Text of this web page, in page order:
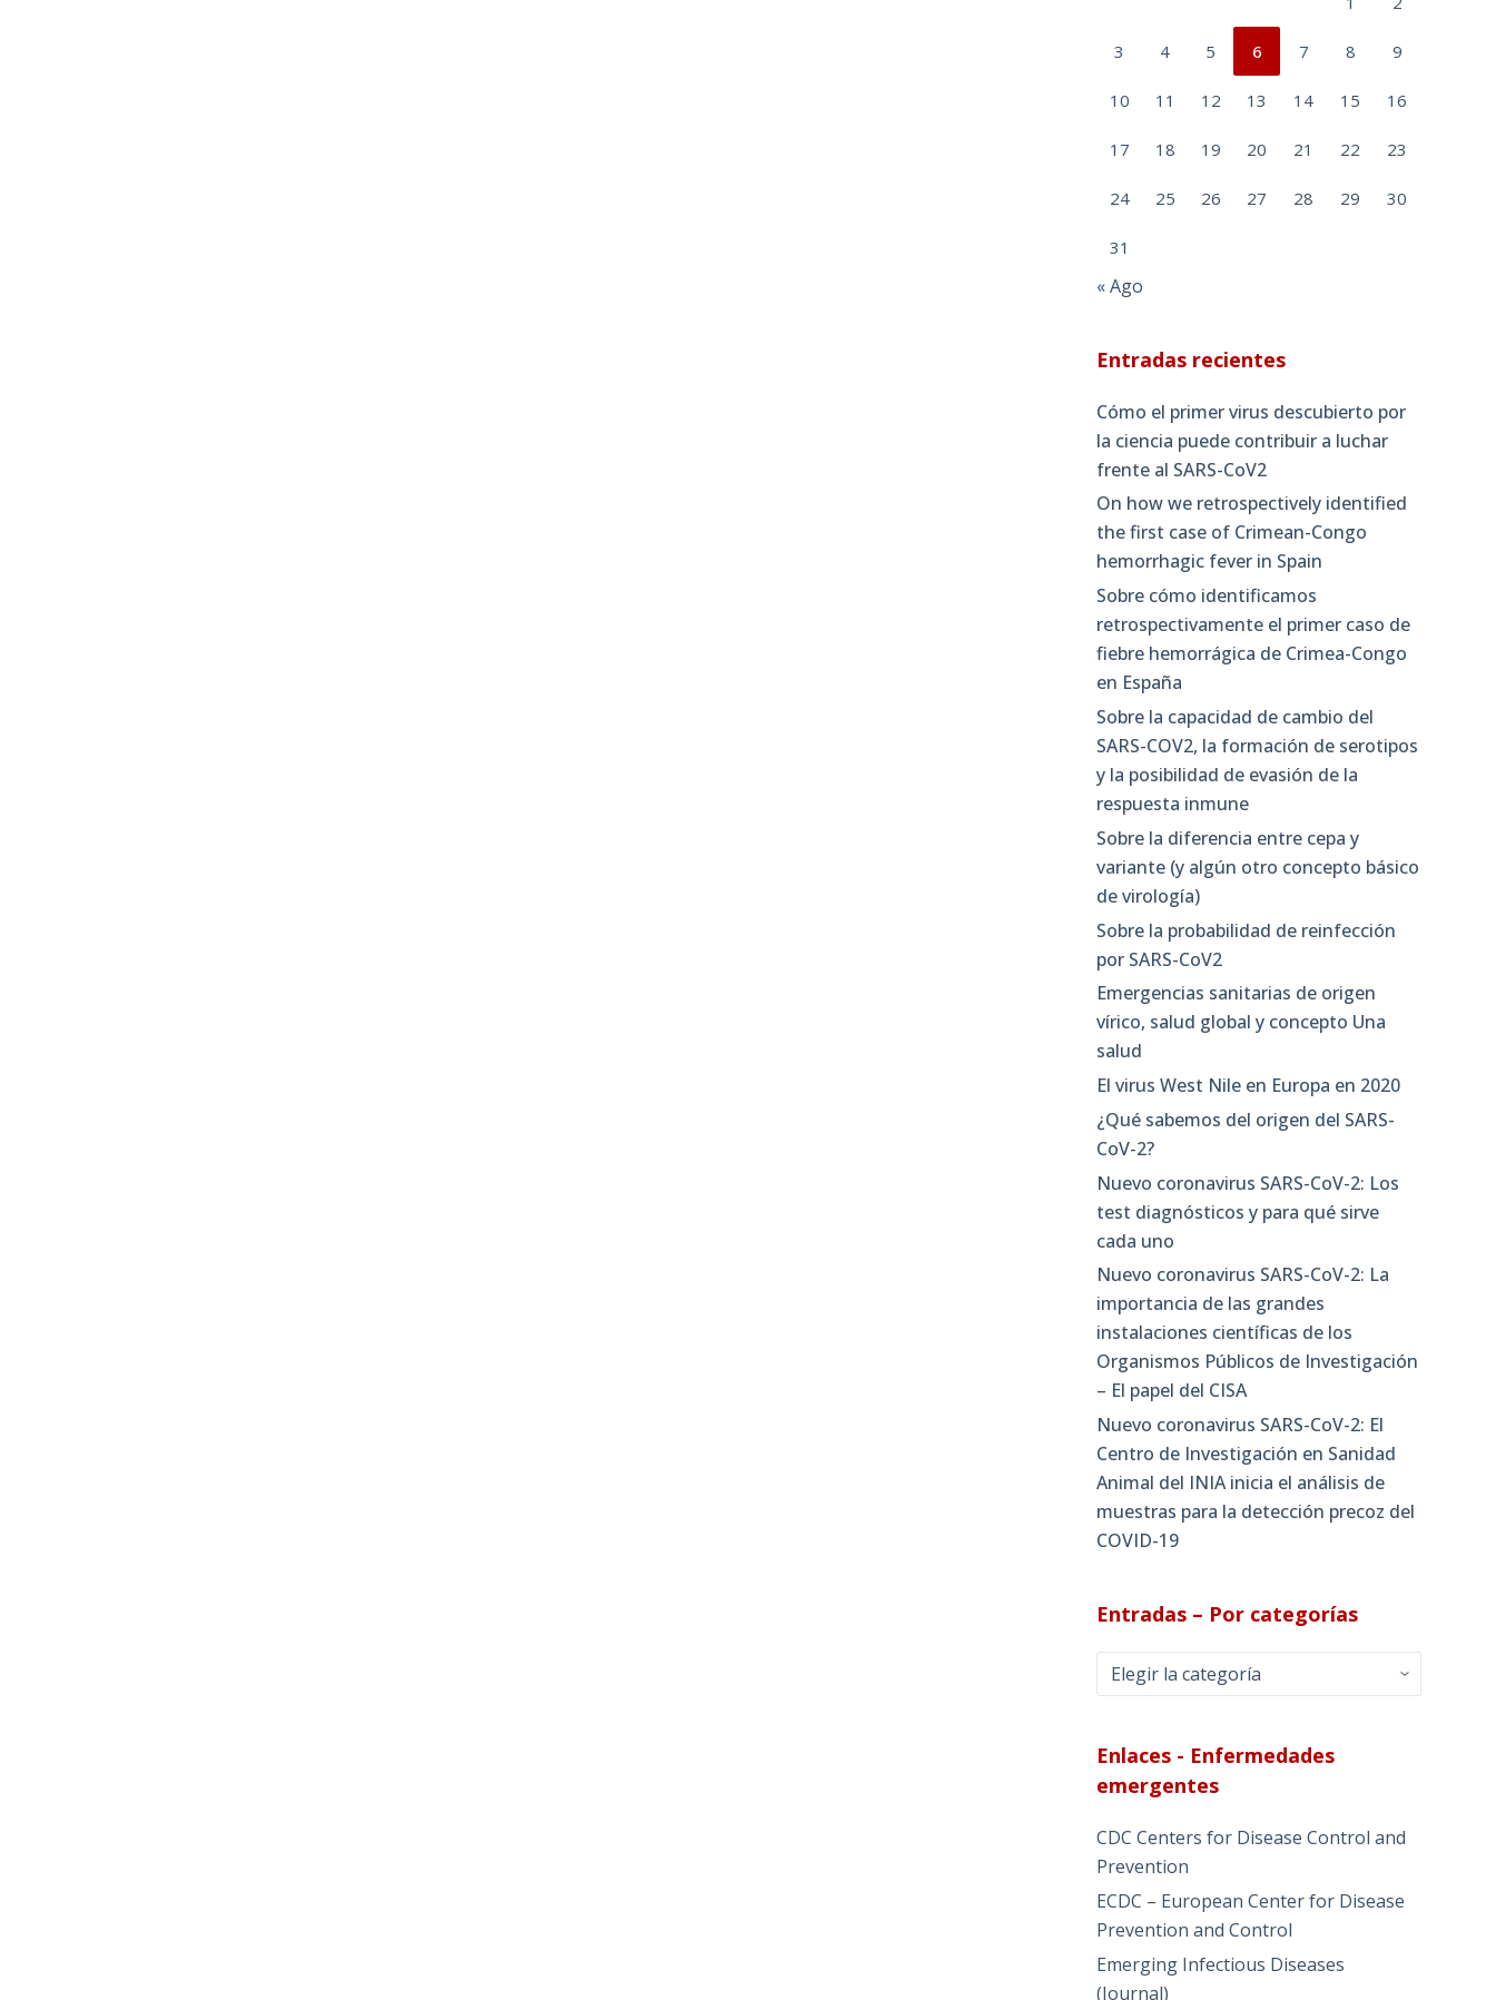
3 4 5 6 7 8 9
10 11 12 13 14 15 16
17 18 19 20 21 22 23
24 25 26 27 28 29 30
31
« Ago
Entradas recientes
Cómo el primer virus descubierto por
la ciencia puede contribuir a luchar
frente al SARS-CoV2
On how we retrospectively identified
the first case of Crimean-Congo
hemorrhagic fever in Spain
Sobre cómo identificamos
retrospectivamente el primer caso de
fiebre hemorrágica de Crimea-Congo
en España
Sobre la capacidad de cambio del
SARS-COV2, la formación de serotipos
y la posibilidad de evasión de la
respuesta inmune
Sobre la diferencia entre cepa y
variante (y algún otro concepto básico
de virología)
Sobre la probabilidad de reinfección
por SARS-CoV2
Emergencias sanitarias de origen
vírico, salud global y concepto Una
salud
El virus West Nile en Europa en 2020
¿Qué sabemos del origen del SARS-
CoV-2?
Nuevo coronavirus SARS-CoV-2: Los
test diagnósticos y para qué sirve
cada uno
Nuevo coronavirus SARS-CoV-2: La
importancia de las grandes
instalaciones científicas de los
Organismos Públicos de Investigación
– El papel del CISA
Nuevo coronavirus SARS-CoV-2: El
Centro de Investigación en Sanidad
Animal del INIA inicia el análisis de
muestras para la detección precoz del
COVID-19
Entradas – Por categorías
Entradas
–
categorías
Enlaces - Enfermedades
emergentes
CDC Centers for Disease Control and
Prevention
ECDC – European Center for Disease
Prevention and Control
Emerging Infectious Diseases
(Journal)